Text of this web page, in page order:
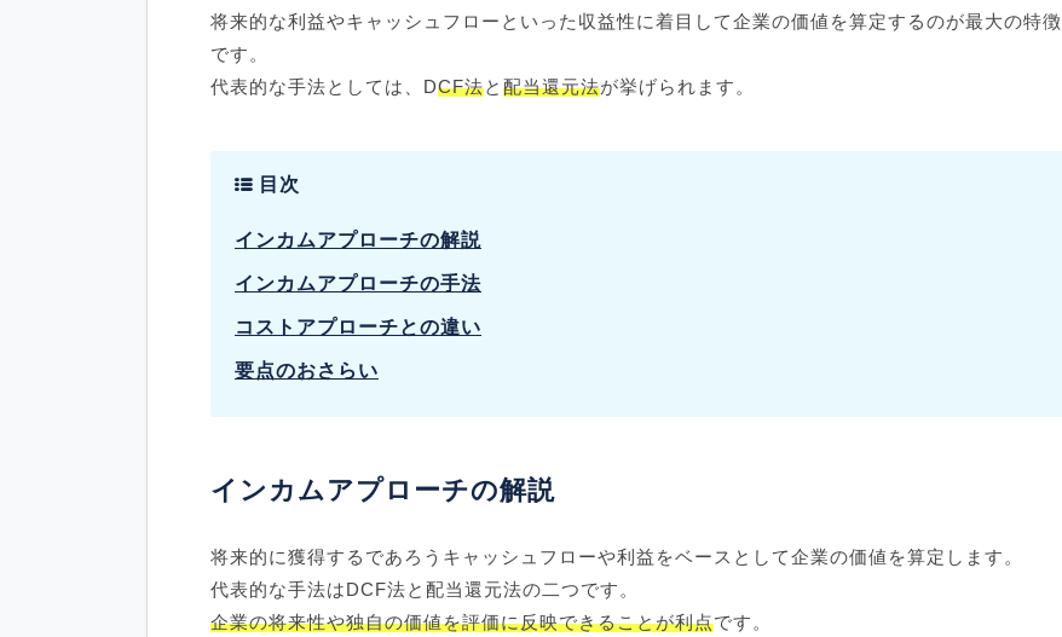
将来的な利益やキャッシュフローといった収益性に着目して企業の価値を算定するのが最大の特徴
です。
代表的な手法としては、DCF法と 配当還元法が挙げられます。
目次
インカムアプローチの解説
インカムアプローチの手法
コストアプローチとの違い
要点のおさらい
インカムアプローチの解説
将来的に獲得するであろうキャッシュフローや利益をベースとして企業の価値を算定します。
代表的な手法はDCF法と配当還元法の二つです。
企業の将来性や独自の価値を評価に反映できることが利点です。